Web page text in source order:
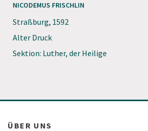
NICODEMUS FRISCHLIN
Straßburg, 1592
Alter Druck
Sektion: Luther, der Heilige
ÜBER UNS